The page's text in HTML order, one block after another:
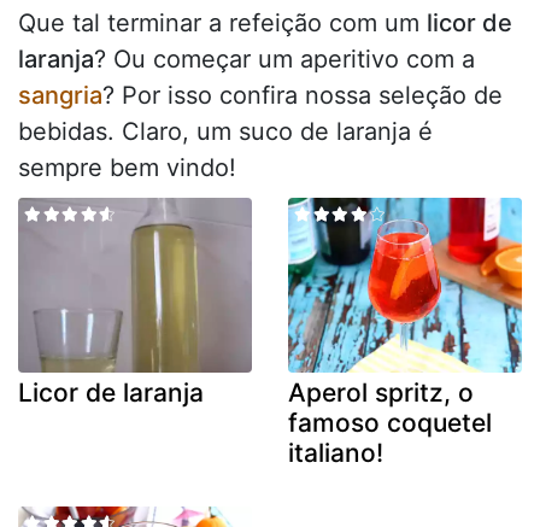
Que tal terminar a refeição com um licor de
laranja? Ou começar um aperitivo com a
sangria? Por isso confira nossa seleção de
bebidas. Claro, um suco de laranja é
sempre bem vindo!
Licor de laranja
Aperol spritz, o
famoso coquetel
italiano!